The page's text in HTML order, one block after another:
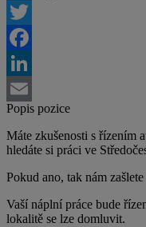
Twitter
Facebook
LinkedIn
Email
Popis pozice
Máte zkušenosti s řízením
hledáte si práci ve
Pokud ano, tak nám
Vaší náplní práce bude
lokalitě se lze domluvit.